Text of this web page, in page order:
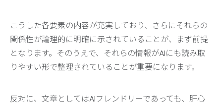
こうした各要素の内容が充実しており、さらにそれらの
関係性が論理的に明確に示されていることが、まず前提
となります。そのうえで、それらの情報がAIにも読み取
りやすい形で整理されていることが重要になります。
反対に、文章としてはAIフレンドリーであっても、肝心